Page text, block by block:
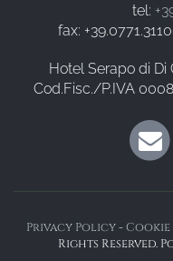
tel:
fax:
Hotel Serapo di Di
Cod.Fisc./P.IVA
Privacy Policy-
Rights Reserved.